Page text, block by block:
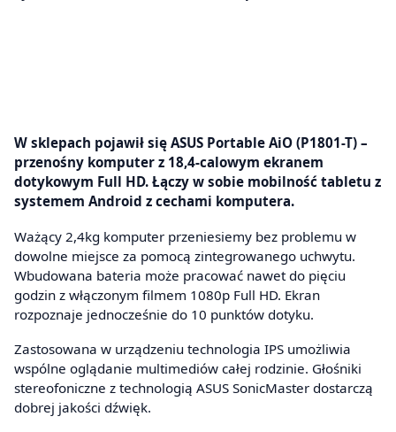
W sklepach pojawił się ASUS Portable AiO (P1801-T) –
przenośny komputer z 18,4-calowym ekranem
dotykowym Full HD. Łączy w sobie mobilność tabletu z
systemem Android z cechami komputera.
Ważący 2,4kg komputer przeniesiemy bez problemu w
dowolne miejsce za pomocą zintegrowanego uchwytu.
Wbudowana bateria może pracować nawet do pięciu
godzin z włączonym filmem 1080p Full HD. Ekran
rozpoznaje jednocześnie do 10 punktów dotyku.
Zastosowana w urządzeniu technologia IPS umożliwia
wspólne oglądanie multimediów całej rodzinie. Głośniki
stereofoniczne z technologią ASUS SonicMaster dostarczą
dobrej jakości dźwięk.